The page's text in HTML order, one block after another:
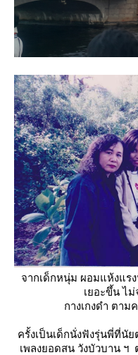
จากเด็กหนุ่ม ผอมแห้งแรง
เยอะขึ้น ไม่
กางเกงดำ ตาม
ครั้งเป็นเด็กนั่งฟังรุ่นพี่ที่นั
เพลงยอดสน วังบัวบาน ฯ